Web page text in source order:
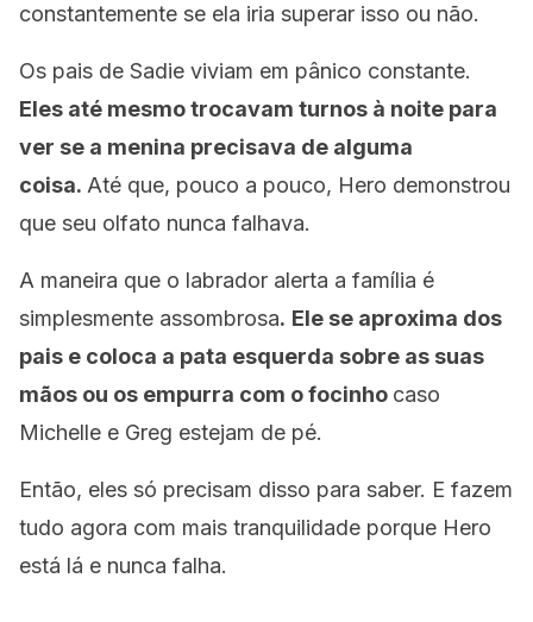
constantemente se ela iria superar isso ou não.
Os pais de Sadie viviam em pânico constante.
Eles até mesmo trocavam turnos à noite para
ver se a menina precisava de alguma
coisa. Até que, pouco a pouco, Hero demonstrou
que seu olfato nunca falhava.
A maneira que o labrador alerta a família é
simplesmente assombrosa. Ele se aproxima dos
pais e coloca a pata esquerda sobre as suas
mãos ou os empurra com o focinho caso
Michelle e Greg estejam de pé.
Então, eles só precisam disso para saber. E fazem
tudo agora com mais tranquilidade porque Hero
está lá e nunca falha.